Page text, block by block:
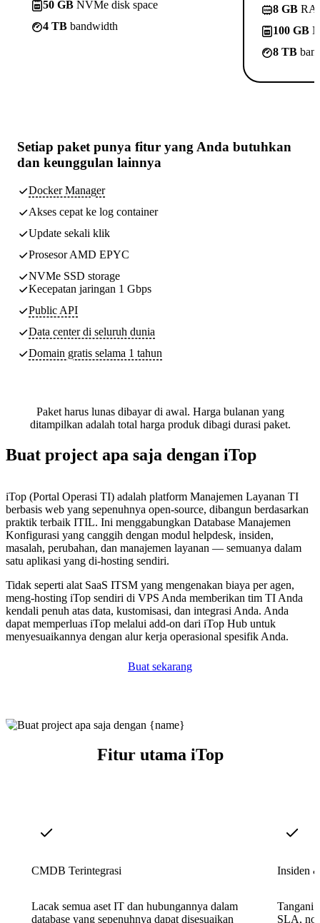
50 GB NVMe disk space
4 TB bandwidth
8 GB
100 GB
8 TB
Setiap paket punya fitur yang Anda butuhkan
dan keunggulan lainnya
Docker Manager
Akses cepat ke log container
Update sekali klik
Prosesor AMD EPYC
NVMe SSD storage
Kecepatan jaringan 1 Gbps
Public API
Data center di seluruh dunia
Domain gratis selama 1 tahun
Paket harus lunas dibayar di awal. Harga bulanan yang
ditampilkan adalah total harga produk dibagi durasi paket.
Buat project apa saja dengan iTop
iTop (Portal Operasi TI) adalah platform Manajemen Layanan TI
berbasis web yang sepenuhnya open-source, dibangun berdasarkan
praktik terbaik ITIL. Ini menggabungkan Database Manajemen
Konfigurasi yang canggih dengan modul helpdesk, insiden,
masalah, perubahan, dan manajemen layanan — semuanya dalam
satu aplikasi yang di-hosting sendiri.
Tidak seperti alat SaaS ITSM yang mengenakan biaya per agen,
meng-hosting iTop sendiri di VPS Anda memberikan tim TI Anda
kendali penuh atas data, kustomisasi, dan integrasi Anda. Anda
dapat memperluas iTop melalui add-on dari iTop Hub untuk
menyesuaikannya dengan alur kerja operasional spesifik Anda.
Buat sekarang
Fitur utama iTop
CMDB Terintegrasi
Lacak semua aset IT dan hubungannya dalam
database yang sepenuhnya dapat disesuaikan
Insiden
Tangani
SLA,